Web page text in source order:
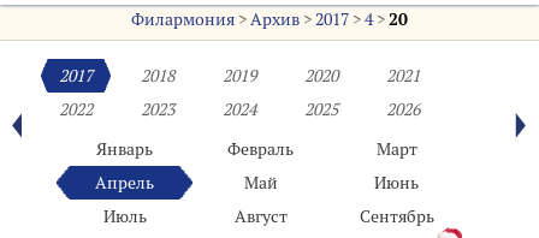
Филармония>Архив>2017>4>20
2017 2018 2019 2020
2021
2022
2023 2024 2025
2026
Январь
Февраль
Март
Апрель
Май
Июнь
Июль
Август
Сентябрь